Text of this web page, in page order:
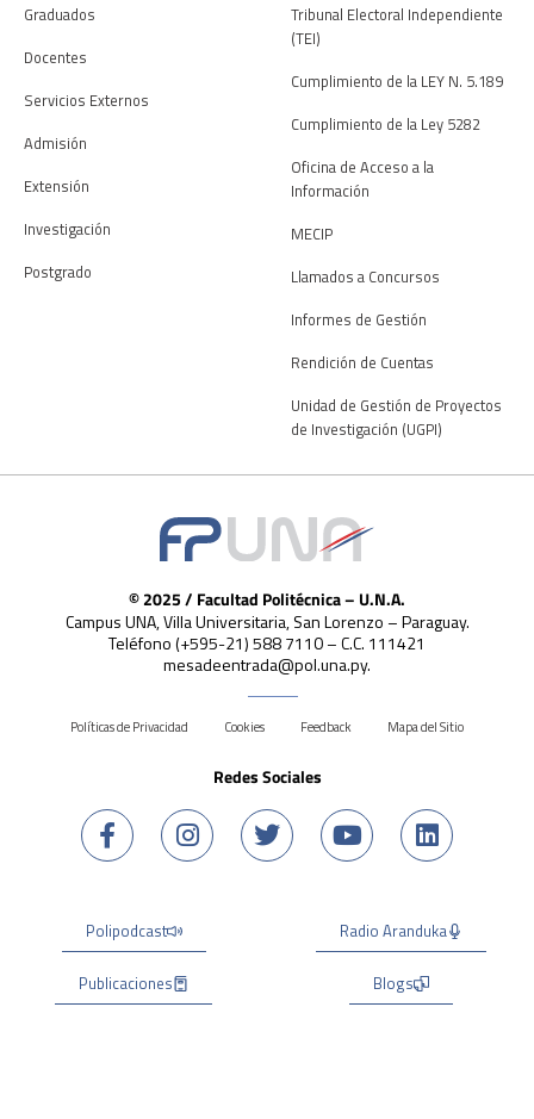
Graduados
Docentes
Servicios Externos
Admisión
Extensión
Investigación
Postgrado
Tribunal Electoral Independiente
(TEI)
Cumplimiento de la LEY N. 5.189
Cumplimiento de la Ley 5282
Oficina de Acceso a la
Información
MECIP
Llamados a Concursos
Informes de Gestión
Rendición de Cuentas
Unidad de Gestión de Proyectos
de Investigación (UGPI)
© 2025 / Facultad Politécnica – U.N.A.
Campus UNA, Villa Universitaria, San Lorenzo – Paraguay.
Teléfono (+595-21) 588 7110 – C.C. 111421
mesadeentrada@pol.una.py.
Políticas de Privacidad Cookies Feedback Mapa del Sitio
Redes Sociales
Polipodcast
Publicaciones
Radio Aranduka
Blogs